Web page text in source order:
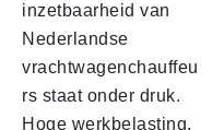
inzetbaarheid van
Nederlandse
vrachtwagenchauffeu
rs staat onder druk.
Hoge werkbelasting,